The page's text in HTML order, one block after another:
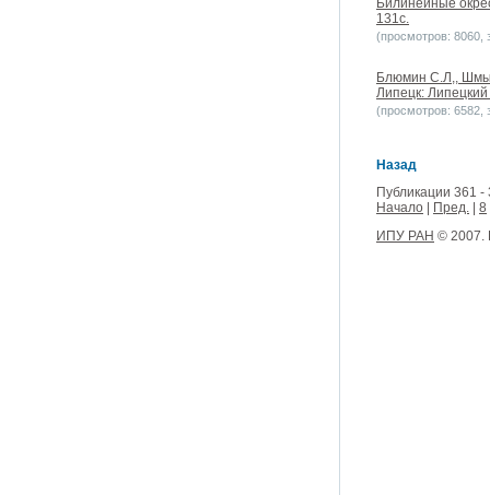
Билинейные
131c.
(просмотров: 8060,
Блюмин С.Л,,
Липецк: Липецкий
(просмотров: 6582,
Назад
Публикации 361 -
Начало
Пред.
8
ИПУ РАН © 2007.